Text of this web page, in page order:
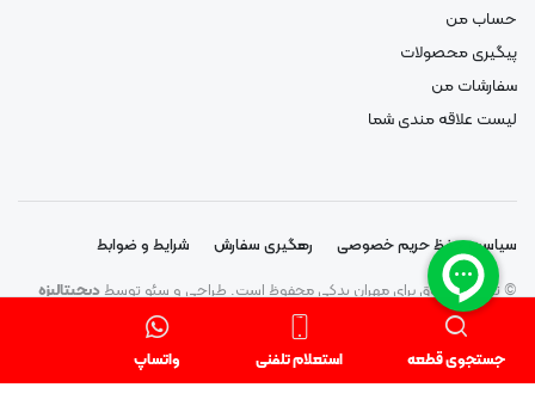
حساب من
پیگیری محصولات
سفارشات من
لیست علاقه مندی شما
سیاست حفظ حریم خصوصی رهگیری سفارش
شرایط و ضوابط
© تمامی حقوق برای مهران یدکی محفوظ است. طراحی و سئو توسطدیجیتالیزه
جستجوی قطعه استعلام تلفنی واتساپ